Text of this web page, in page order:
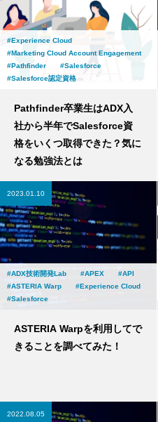
Experience Cloud
Marketing Cloud Account Engagement
Pathfinder
Salesforce
Salesforce認定資格
Pathfinder卒業生はADX入
社から半年でSalesforce資
格をいくつ取得できた？気に
なる勉強法とは
2023.01.10
ADX技術開発Lab APEX
API
ASTERIA Warp
Experience Cloud
Salesforce
ASTERIA Warpを利用してで
きることを調べてみた！
2022.08.05